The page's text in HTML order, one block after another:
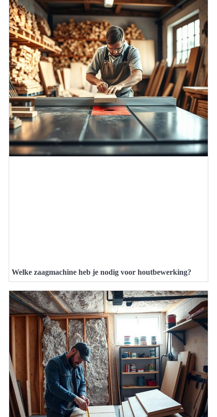
Welke zaagmachine heb je nodig voor houtbewerking?